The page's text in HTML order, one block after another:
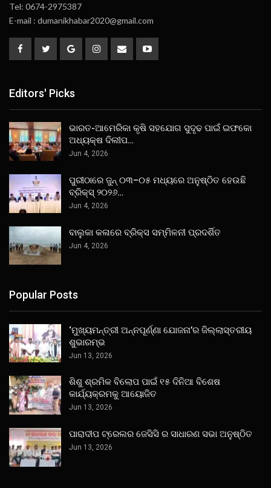
Tel: 0674-2975387
E-mail : dumanikhabar2020@gmail.com
Editors' Picks
ଭାରତ-ଆମେରିକା କୃଷି ସହଯୋଗ ସୁଦୃଢ ପାଇଁ ଇଫକୋ
ଅଧ୍ୟକ୍ଷ ଦିଲୀପ…
Jun 4, 2026
ପୁରୀଠାରେ ଜୁନ୍ ୦୩–୦୫ ମଧ୍ୟରେ ଅନୁଷ୍ଠିତ ହେଉଛି
ବ୍ରିକ୍ସ୍ ୨୦୨୬…
Jun 4, 2026
ବାଲୁକା କଳାରେ ବ୍ରିକ୍ସ ସମ୍ମିଳନୀ ପ୍ରଦର୍ଶିତ
Jun 4, 2026
Popular Posts
‘ମୁଖ୍ୟମନ୍ତ୍ରୀ ଅନ୍ନପୂର୍ଣ୍ଣା ଯୋଜନା’ର ଜିଲ୍ଲାସ୍ତରୀୟ
ଶୁଭାରମ୍ଭ
Jun 13, 2026
ଶିଶୁ ଶ୍ରମିକ ବିଲୋପ ପାଇଁ ୧୫ ଦିନିଆ ବିଶେଷ
କାର୍ଯ୍ୟକ୍ରମକୁ ଆୟୋଜିତ
Jun 13, 2026
ପାରାଦୀପ ଟ୍ରେଲର ଜେସିସି ର ସାଧାରଣ ସଭା ଅନୁଷ୍ଠିତ
Jun 13, 2026